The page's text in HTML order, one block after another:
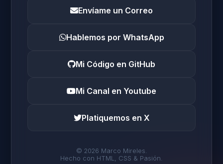
Envíame un Correo
Hablemos por WhatsApp
Mi Código en GitHub
Mi Canal en Youtube
Platiquemos en X
© 2026 Marco Mireles.
Hecho con HTML, CSS & Pasión.